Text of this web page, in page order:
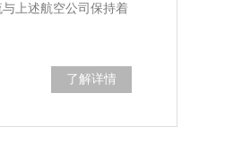
上述航空公司保持着
了解详情